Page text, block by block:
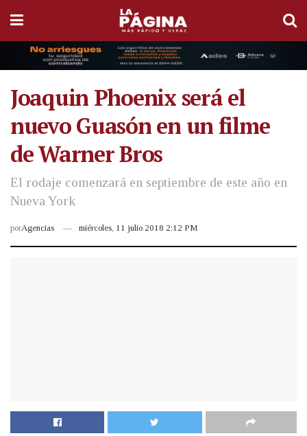
Joaquin Phoenix será el
nuevo Guasón en un filme
de Warner Bros
El rodaje comenzará en septiembre de este año en
Nueva York
porAgencias miércoles, 11 julio 2018 2:12 PM